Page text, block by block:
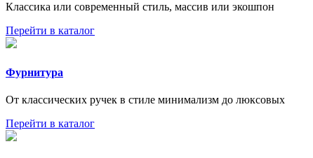
Классика или современный стиль, массив или экошпон
Перейти в каталог
Фурнитура
От классических ручек в стиле минимализм до люксовых
Перейти в каталог